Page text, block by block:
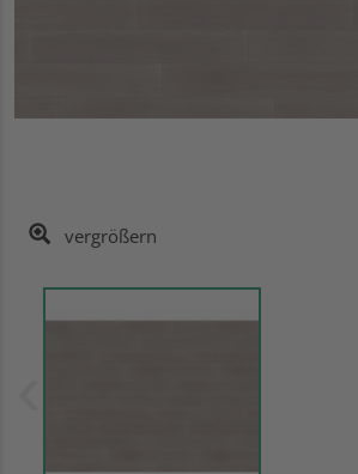
vergrößern